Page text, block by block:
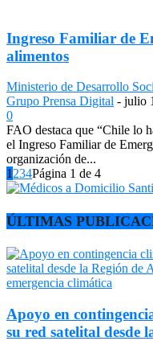
Ingreso Familiar de
alimentos
Ministerio de Desarrollo
Grupo Prensa Digital - julio
0
FAO destaca que “Chile lo
el Ingreso Familiar de
organización de...
1 234Página 1 de 4
ÚLTIMAS
Apoyo en
su red satelital desde